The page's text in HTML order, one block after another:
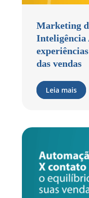
Marketing
das vendas
Leia mais